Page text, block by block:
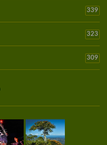
339
323
309